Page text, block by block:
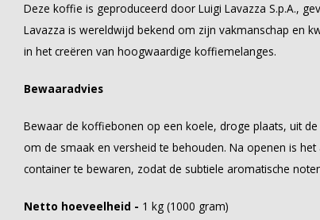
Deze koffie is geproduceerd door Luigi Lavazza S.p.A.,
Lavazza is wereldwijd bekend om zijn vakmanschap en
in het creëren van hoogwaardige koffiemelanges.
Bewaaradvies
Bewaar de koffiebonen op een koele, droge plaats, uit
om de smaak en versheid te behouden. Na openen is
container te bewaren, zodat de subtiele aromatische
Netto hoeveelheid - 1 kg (1000 gram)